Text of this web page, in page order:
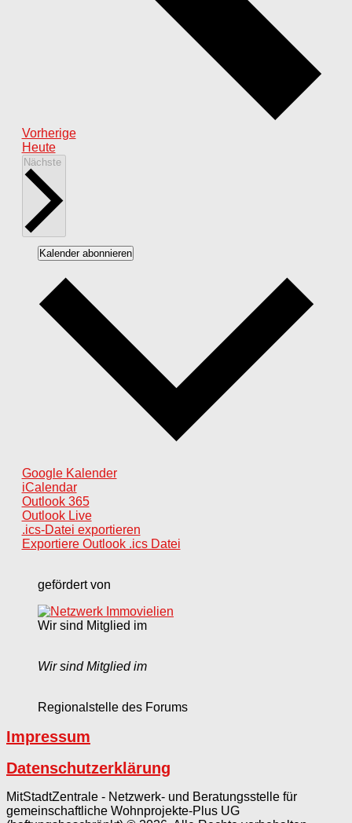
VorherigeVeranstaltungen
Heute
Nächste
Kalender abonnieren
Google Kalender
iCalendar
Outlook 365
Outlook Live
.ics-Datei exportieren
Exportiere Outlook .ics Datei
gefördert von
Wir sind Mitglied im
Wir sind Mitglied im
Regionalstelle des Forums
Impressum
Datenschutzerklärung
MitStadtZentrale - Netzwerk- und Beratungsstelle für
gemeinschaftliche Wohnprojekte-Plus UG